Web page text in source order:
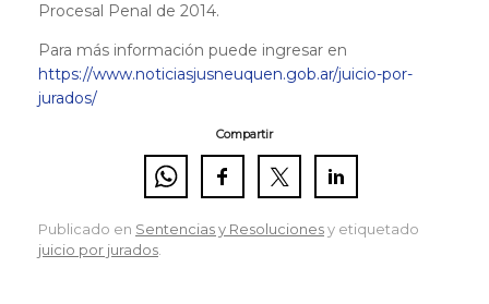
Procesal Penal de 2014.
Para más información puede ingresar en
https://www.noticiasjusneuquen.gob.ar/juicio-por-
jurados/
Compartir
Publicado en Sentencias y Resolucionesy etiquetado
juicio por jurados